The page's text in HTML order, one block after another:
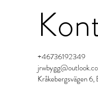
+46736192349
Kråkebergsvägen 6,